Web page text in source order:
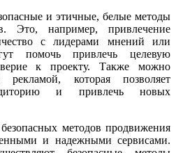
и этичные, белые методы
Это, например, привлечение
с лидерами мнений или
помочь привлечь целевую
к проекту. Также можно
рекламой, которая позволяет
и привлечь новых
методов продвижения
и надежными сервисами.